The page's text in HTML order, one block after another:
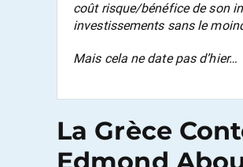
coût risque/bénéfice de son
investissements sans le
Mais cela ne date pas d’hier…
La Grèce